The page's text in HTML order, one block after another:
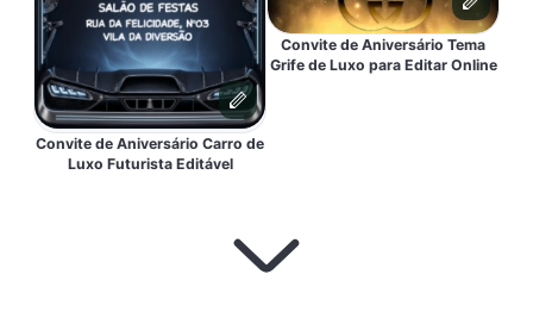
Convite de Aniversário Carro de
Luxo Futurista Editável
Convite de Aniversário Tema
Grife de Luxo para Editar Online